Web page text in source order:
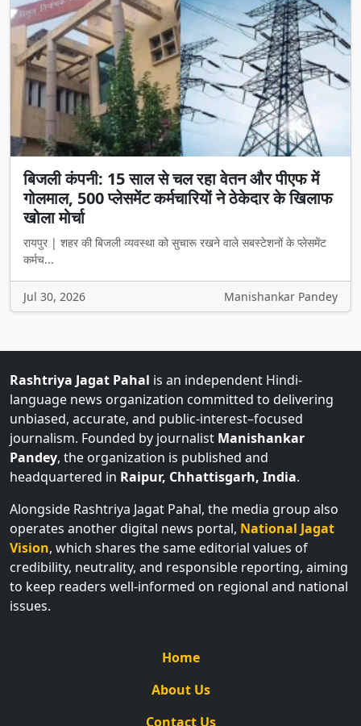
बिजली कंपनी: 15 साल से चल रहा वेतन और पीएफ में
गोलमाल, 500 प्लेसमेंट कर्मचारियों ने ठेकेदार के खिलाफ
खोला मोर्चा
रायपुर | शहर की बिजली व्यवस्था को सुचारू रखने वाले सबस्टेशनों के प्लेसमेंट
कर्मच...
Jul 30, 2026 Manishankar Pandey
language news organization committed to delivering
unbiased, accurate, and public-interest–focused
journalism. Founded by journalistManishankar
Pandey, the organization is published and
headquartered inRaipur, Chhattisgarh, India
Alongside Rashtriya Jagat Pahal, the media group also
operates another digital news portal,National Jagat
Vision, which shares the same editorial values of
credibility, neutrality, and responsible reporting, aiming
to keep readers well-informed on regional and national
issues.